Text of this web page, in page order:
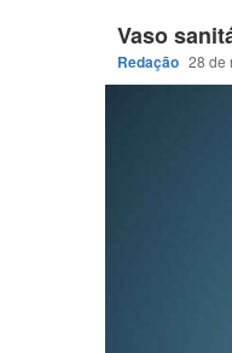
Vaso
Redação 28 de